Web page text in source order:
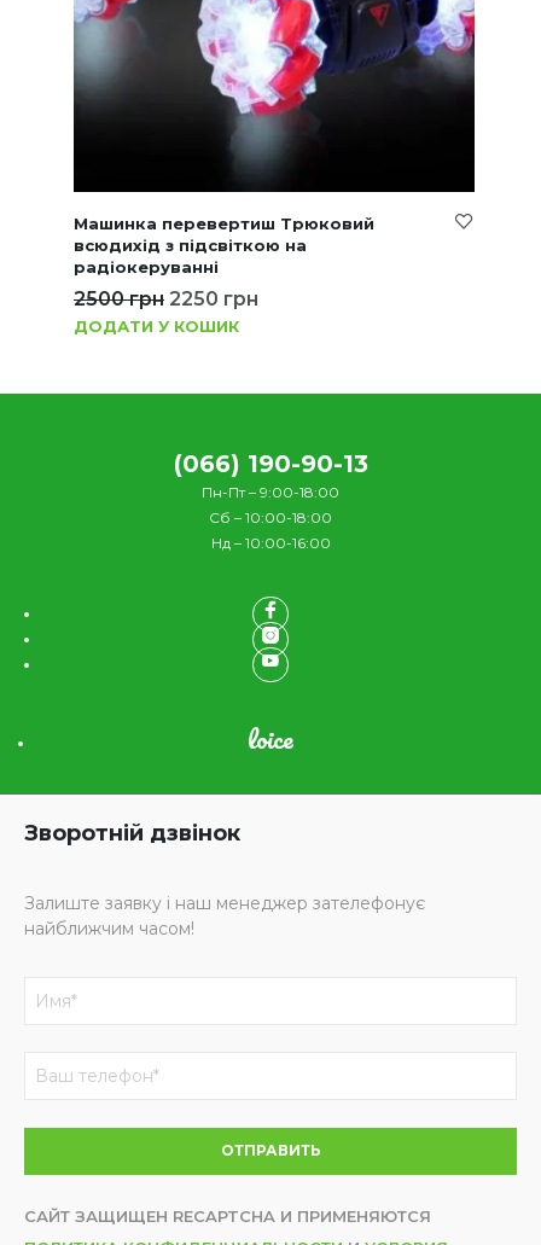
Машинка перевертиш Трюковий
всюдихід з підсвіткою на
радіокеруванні
2500грн 2250 грн
ДОДАТИ У КОШИК
(066) 190-90-13
Пн-Пт – 9:00-18:00
Сб – 10:00-18:00
Нд – 10:00-16:00
loice
Зворотній дзвінок
Залиште заявку і наш менеджер зателефонує
найближчим часом!
САЙТ ЗАЩИЩЕН RECAPTCHA И ПРИМЕНЯЮТСЯ